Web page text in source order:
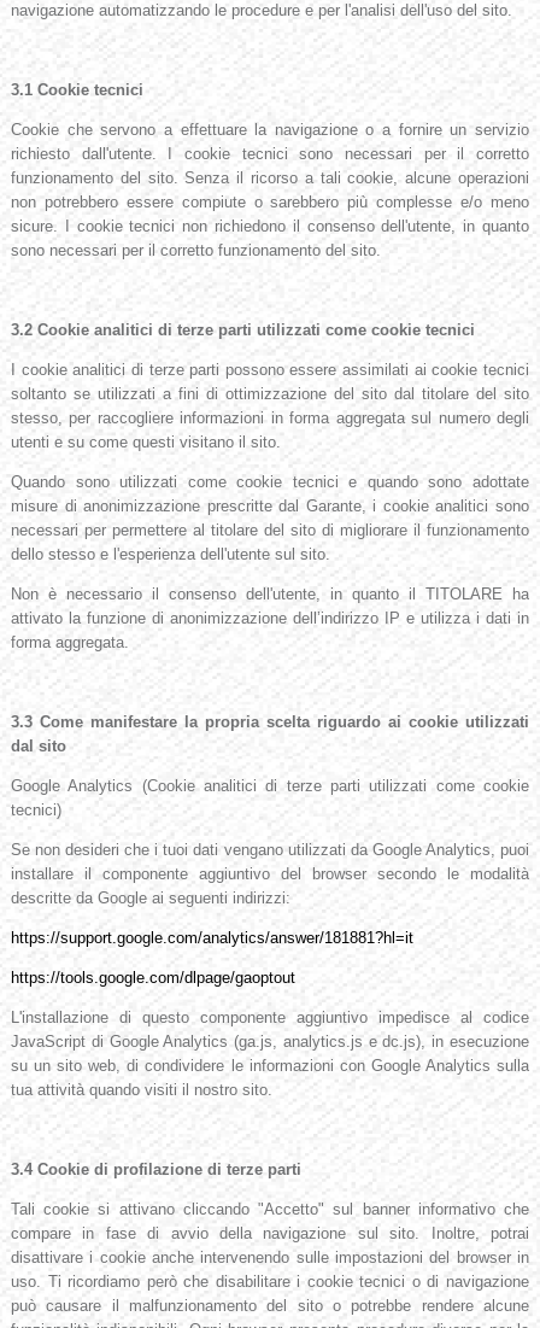
navigazione automatizzando le procedure e per l'analisi dell'uso del sito.
3.1 Cookie tecnici
Cookie che servono a effettuare la navigazione o a fornire un servizio
richiesto dall'utente. I cookie tecnici sono necessari per il corretto
funzionamento del sito. Senza il ricorso a tali cookie, alcune operazioni
non potrebbero essere compiute o sarebbero più complesse e/o meno
sicure. I cookie tecnici non richiedono il consenso dell'utente, in quanto
sono necessari per il corretto funzionamento del sito.
3.2 Cookie analitici di terze parti utilizzati come cookie tecnici
I cookie analitici di terze parti possono essere assimilati ai cookie tecnici
soltanto se utilizzati a fini di ottimizzazione del sito dal titolare del sito
stesso, per raccogliere informazioni in forma aggregata sul numero degli
utenti e su come questi visitano il sito.
Quando sono utilizzati come cookie tecnici e quando sono adottate
misure di anonimizzazione prescritte dal Garante, i cookie analitici sono
necessari per permettere al titolare del sito di migliorare il funzionamento
dello stesso e l'esperienza dell'utente sul sito.
Non è necessario il consenso dell'utente, in quanto il TITOLARE ha
attivato la funzione di anonimizzazione dell’indirizzo IP e utilizza i dati in
forma aggregata.
3.3 Come manifestare la propria scelta riguardo ai cookie utilizzati
dal sito
Google Analytics (Cookie analitici di terze parti utilizzati come cookie
tecnici)
Se non desideri che i tuoi dati vengano utilizzati da Google Analytics, puoi
installare il componente aggiuntivo del browser secondo le modalità
descritte da Google ai seguenti indirizzi:
https://support.google.com/analytics/answer/181881?hl=it
https://tools.google.com/dlpage/gaoptout
L'installazione di questo componente aggiuntivo impedisce al codice
JavaScript di Google Analytics (ga.js, analytics.js e dc.js), in esecuzione
su un sito web, di condividere le informazioni con Google Analytics sulla
tua attività quando visiti il nostro sito.
3.4 Cookie di profilazione di terze parti
Tali cookie si attivano cliccando "Accetto" sul banner informativo che
compare in fase di avvio della navigazione sul sito. Inoltre, potrai
disattivare i cookie anche intervenendo sulle impostazioni del browser in
uso. Ti ricordiamo però che disabilitare i cookie tecnici o di navigazione
può causare il malfunzionamento del sito o potrebbe rendere alcune